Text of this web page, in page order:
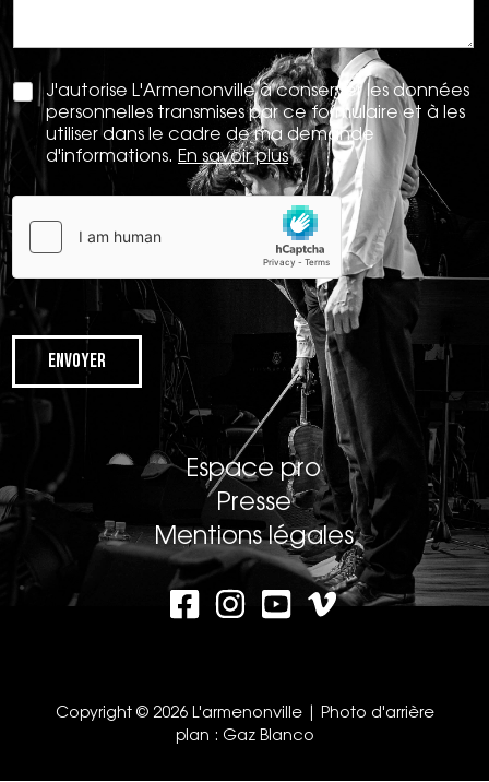
J'autorise L'Armenonville à conserver les données
personnelles transmises par ce formulaire et à les
utiliser dans le cadre de ma demande
d'informations. En savoir plus
Envoyer
Espace pro
Presse
Mentions légales
Copyright © 2026 L'armenonville | Photo d'arrière
plan : Gaz Blanco